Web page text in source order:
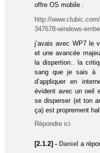
offre OS mobile :
http://
347678-windows-
j’avais avec WP7 le
et une avancée
la dispertion.. la
sang que je sais à
d’appliquer en
évident avec un oeil
se disperser (et ton
ça) est proprement
Répondre ici
[2.1.2] - Daniel a